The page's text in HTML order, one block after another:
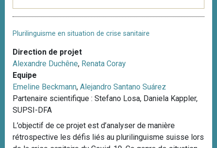
Plurilinguisme en situation de crise sanitaire
Direction de projet
Alexandre Duchêne, Renata Coray
Equipe
Emeline Beckmann, Alejandro Santano Suárez
Partenaire scientifique : Stefano Losa, Daniela Kappler,
SUPSI-DFA
L’objectif de ce projet est d’analyser de manière
rétrospective les défis liés au plurilinguisme suisse lors